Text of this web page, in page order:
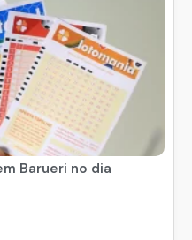
Barueri no dia